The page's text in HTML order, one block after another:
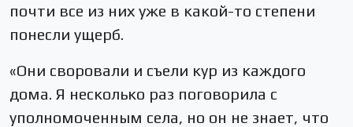
почти все из них уже в какой-то степени
понесли ущерб.
«Они своровали и съели кур из каждого
дома. Я несколько раз поговорила с
уполномоченным села, но он не знает, что